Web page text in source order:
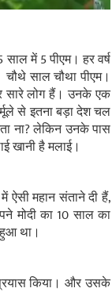
में 5 पीएम। हर वर्ष
साल चौथा पीएम।
सारे लोग हैं। उनके एक
से इतना बड़ा देश चल
ना?लेकिन उनके पास
खानी है मलाई।
ऐसी महान संताने दी हैं,
मोदी का 10 साल का
था।
किया। और उसके